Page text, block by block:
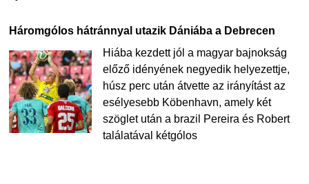
Háromgólos hátránnyal utazik Dániába a Debrecen
Hiába kezdett jól a magyar bajnokság
előző idényének negyedik helyezettje,
húsz perc után átvette az irányítást az
esélyesebb Köbenhavn, amely két
szöglet után a brazil Pereira és Robert
találatával kétgólos